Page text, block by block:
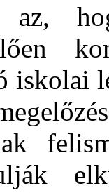
az,
iskolai